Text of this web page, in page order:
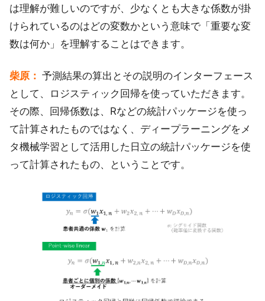
は理解が難しいのですが、少なくとも大きな係数が掛
けられているのはどの変数かという意味で「重要な変
数は何か」を理解することはできます。
柴原： 予測結果の算出とその説明のインターフェース
として、ロジスティック回帰を使っていただきます。
その際、回帰係数は、Rなどの統計パッケージを使っ
て計算されたものではなく、ディープラーニングをメ
タ機械学習として活用した日立の統計パッケージを使
って計算されたもの、ということです。